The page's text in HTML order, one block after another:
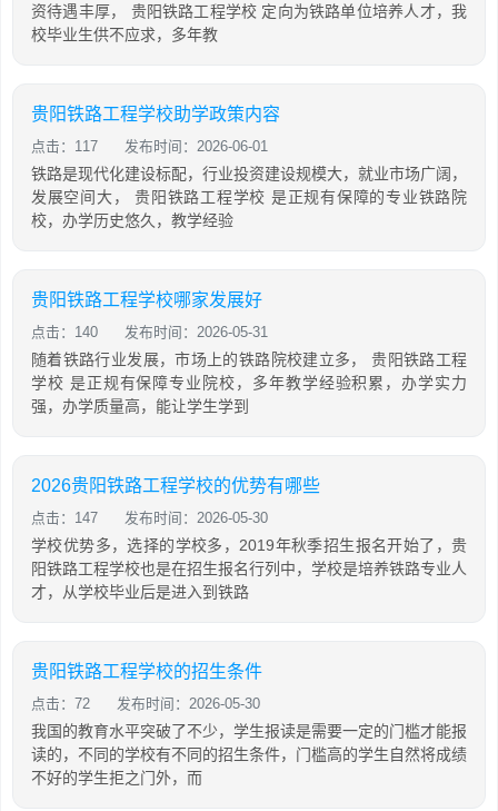
资待遇丰厚， 贵阳铁路工程学校 定向为铁路单位培养人才，我
校毕业生供不应求，多年教
贵阳铁路工程学校助学政策内容
点击：117 发布时间：2026-06-01
铁路是现代化建设标配，行业投资建设规模大，就业市场广阔，
发展空间大， 贵阳铁路工程学校 是正规有保障的专业铁路院
校，办学历史悠久，教学经验
贵阳铁路工程学校哪家发展好
点击：140 发布时间：2026-05-31
随着铁路行业发展，市场上的铁路院校建立多， 贵阳铁路工程
学校 是正规有保障专业院校，多年教学经验积累，办学实力
强，办学质量高，能让学生学到
2026贵阳铁路工程学校的优势有哪些
点击：147 发布时间：2026-05-30
学校优势多，选择的学校多，2019年秋季招生报名开始了，贵
阳铁路工程学校也是在招生报名行列中，学校是培养铁路专业人
才，从学校毕业后是进入到铁路
贵阳铁路工程学校的招生条件
点击：72 发布时间：2026-05-30
我国的教育水平突破了不少，学生报读是需要一定的门槛才能报
读的，不同的学校有不同的招生条件，门槛高的学生自然将成绩
不好的学生拒之门外，而